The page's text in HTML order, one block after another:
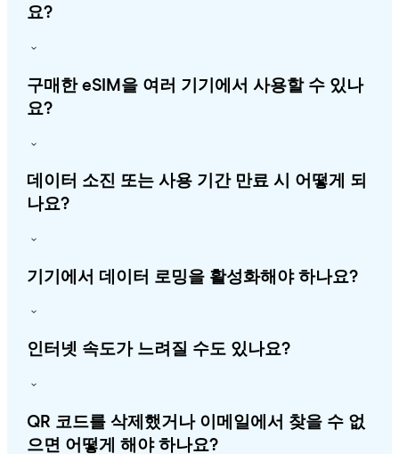
요?
구매한 eSIM을 여러 기기에서 사용할 수 있나
요?
데이터 소진 또는 사용 기간 만료 시 어떻게 되
나요?
기기에서 데이터 로밍을 활성화해야 하나요?
인터넷 속도가 느려질 수도 있나요?
QR 코드를 삭제했거나 이메일에서 찾을 수 없
으면 어떻게 해야 하나요?